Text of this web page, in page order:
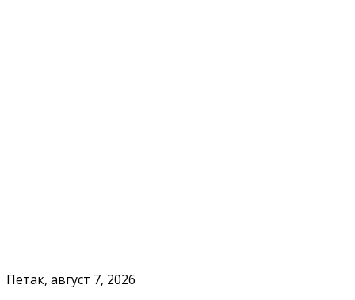
Петак, август 7, 2026